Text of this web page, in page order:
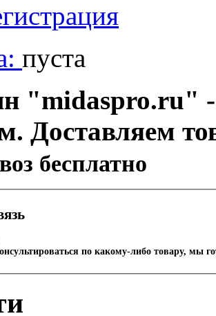
пуста
"midaspro.ru" -
Доставляем
бесплатно
по какому-либо товару, мы